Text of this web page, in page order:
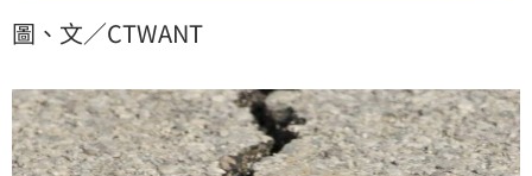
震並無明顯直接關聯，但由於紀錄仍在持續，後續地震
圖、文／CTWANT